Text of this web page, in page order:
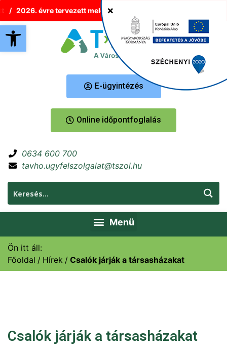
Eszköztár megnyitása
2026. évre tervezett melegvíz-korlátozások Tatabányán
E-ügyintézés
Online időpontfoglalás
0634 600 700
tavho.ugyfelszolgalat@tszol.hu
Ön itt áll:
Főoldal
Hírek Csalók járják a társasházakat
Csalók járják a társasházakat